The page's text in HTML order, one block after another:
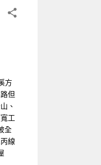
方
但
、
工
全
線